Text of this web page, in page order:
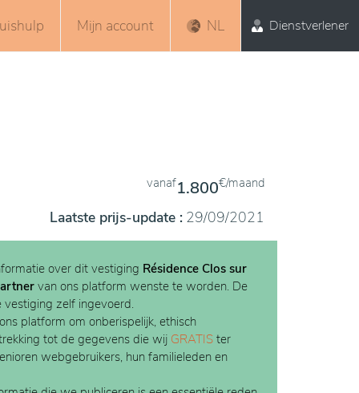
Mijn account NL Dienstverlener
vanaf1.800€/maand
Laatste prijs-update : 29/09/2021
over dit vestiging Résidence Clos sur
van ons platform wenste te worden. De
zelf ingevoerd.
platform om onberispelijk, ethisch
tot de gegevens die wij GRATIS ter
webgebruikers, hun familieleden en